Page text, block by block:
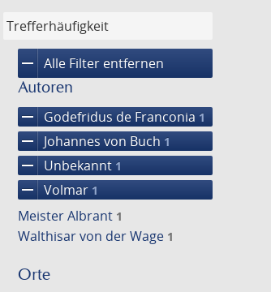
remove Alle Filter entfernen
Autoren
remove Godefridus de Franconia 1
remove Johannes von Buch 1
remove Unbekannt 1
remove Volmar 1
Meister Albrant 1
Walthisar von der Wage 1
Orte